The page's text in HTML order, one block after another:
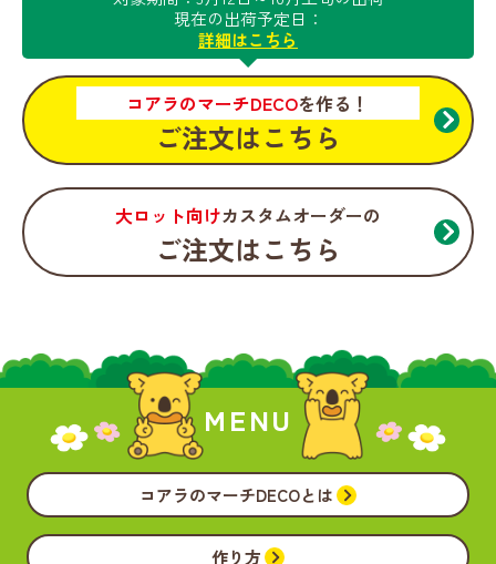
現在の出荷予定日：
詳細はこちら
コアラのマーチDECOを作る！
ご注文はこちら
大ロット向けカスタムオーダーの
ご注文はこちら
MENU
コアラのマーチDECOとは
作り方